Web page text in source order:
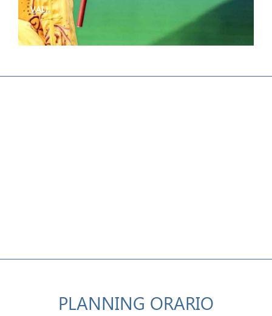
VAI...
PLANNING ORARIO